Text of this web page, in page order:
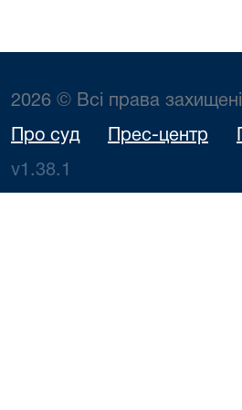
2026 © Всі права захищені
Про суд Прес-центр
v1.38.1